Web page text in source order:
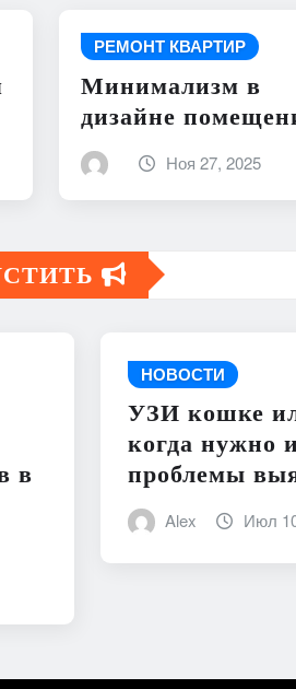
РЕМОНТ КВАРТИР
Минимализм в
дизайне
Ноя 27, 2025
в
НОВОСТИ
УЗИ кошке
когда нужно
проблемы
Alex Июл